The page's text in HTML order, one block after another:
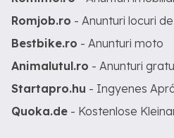
Romjob.ro - Anunturi locuri
Bestbike.ro - Anunturi moto
Animalutul.ro - Anunturi
Startapro.hu - Ingyenes
Quoka.de - Kostenlose